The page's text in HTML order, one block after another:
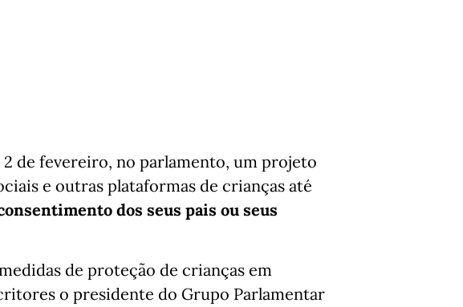
de fevereiro, no parlamento, um projeto
e outras plataformas de crianças até
dos seus pais ou seus
de proteção de crianças em
o presidente do Grupo Parlamentar